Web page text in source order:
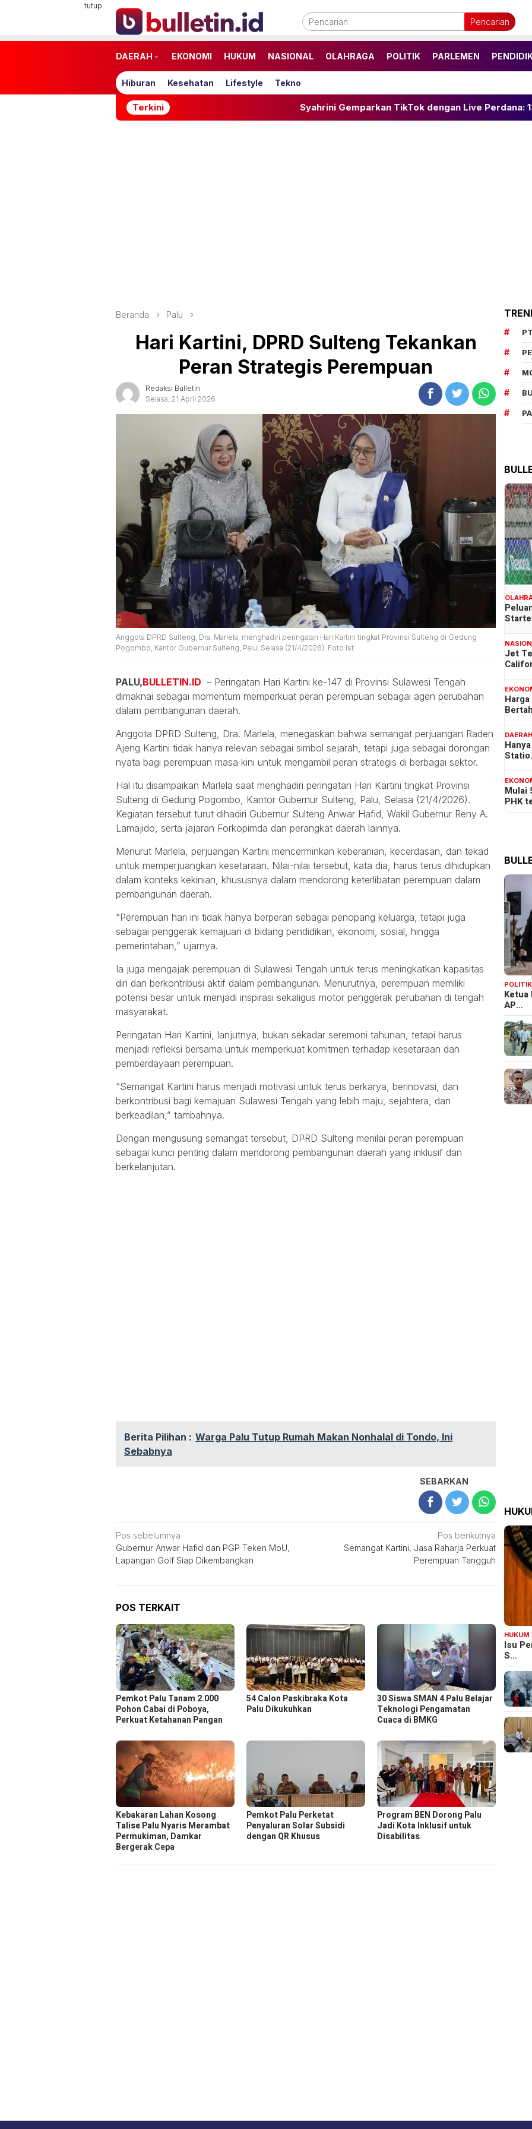
tutup
Pencarian
DAERAH EKONOMI HUKUM NASIONAL OLAHRAGA POLITIK PARLEMEN
Hiburan Kesehatan Lifestyle Tekno
Terkini Syahrini Gemparkan TikTok dengan Live Perdana: 130 Ribu
Beranda Palu
Hari Kartini, DPRD Sulteng Tekankan
Peran Strategis Perempuan
Redaksi Bulletin
Selasa, 21 April 2026
Anggota DPRD Sulteng, Dra. Marlela, menghadiri peringatan Hari Kartini tingkat Provinsi Sulteng di Gedung
Pogombo, Kantor Gubernur Sulteng, Palu, Selasa (21/4/2026). Foto:Ist
PALU,BULLETIN.ID – Peringatan Hari Kartini ke-147 di Provinsi Sulawesi Tengah
dimaknai sebagai momentum memperkuat peran perempuan sebagai agen perubahan
dalam pembangunan daerah.
Anggota DPRD Sulteng, Dra. Marlela, menegaskan bahwa semangat perjuangan Raden
Ajeng Kartini tidak hanya relevan sebagai simbol sejarah, tetapi juga sebagai dorongan
nyata bagi perempuan masa kini untuk mengambil peran strategis di berbagai sektor.
Hal itu disampaikan Marlela saat menghadiri peringatan Hari Kartini tingkat Provinsi
Sulteng di Gedung Pogombo, Kantor Gubernur Sulteng, Palu, Selasa (21/4/2026).
Kegiatan tersebut turut dihadiri Gubernur Sulteng Anwar Hafid, Wakil Gubernur Reny A.
Lamajido, serta jajaran Forkopimda dan perangkat daerah lainnya.
Menurut Marlela, perjuangan Kartini mencerminkan keberanian, kecerdasan, dan tekad
untuk memperjuangkan kesetaraan. Nilai-nilai tersebut, kata dia, harus terus dihidupkan
dalam konteks kekinian, khususnya dalam mendorong keterlibatan perempuan dalam
pembangunan daerah.
“Perempuan hari ini tidak hanya berperan sebagai penopang keluarga, tetapi juga
sebagai penggerak kemajuan di bidang pendidikan, ekonomi, sosial, hingga
pemerintahan,” ujarnya.
Ia juga mengajak perempuan di Sulawesi Tengah untuk terus meningkatkan kapasitas
diri dan berkontribusi aktif dalam pembangunan. Menurutnya, perempuan memiliki
potensi besar untuk menjadi inspirasi sekaligus motor penggerak perubahan di tengah
masyarakat.
Peringatan Hari Kartini, lanjutnya, bukan sekadar seremoni tahunan, tetapi harus
menjadi refleksi bersama untuk memperkuat komitmen terhadap kesetaraan dan
pemberdayaan perempuan.
“Semangat Kartini harus menjadi motivasi untuk terus berkarya, berinovasi, dan
berkontribusi bagi kemajuan Sulawesi Tengah yang lebih maju, sejahtera, dan
berkeadilan,” tambahnya.
Dengan mengusung semangat tersebut, DPRD Sulteng menilai peran perempuan
sebagai kunci penting dalam mendorong pembangunan daerah yang inklusif dan
berkelanjutan.
Berita Pilihan : Warga Palu Tutup Rumah Makan Nonhalal di Tondo, Ini
Sebabnya
SEBARKAN
Navigasi
pos
Pos sebelumnya
Gubernur Anwar Hafid dan PGP Teken MoU,
Lapangan Golf Siap Dikembangkan
Pos berikutnya
Semangat Kartini, Jasa Raharja Perkuat
Perempuan Tangguh
POS TERKAIT
Pemkot Palu Tanam 2.000
Pohon Cabai di Poboya,
Perkuat Ketahanan Pangan
54 Calon Paskibraka Kota
Palu Dikukuhkan
30 Siswa SMAN 4 Palu Belajar
Teknologi Pengamatan
Cuaca di BMKG
Kebakaran Lahan Kosong
Talise Palu Nyaris Merambat
Permukiman, Damkar
Bergerak Cepa
Pemkot Palu Perketat
Penyaluran Solar Subsidi
dengan QR Khusus
Program BEN Dorong Palu
Jadi Kota Inklusif untuk
Disabilitas
Jet
Mulai
PHK
POLITIK
Ketua
AP…
HUKUM
Isu
S…